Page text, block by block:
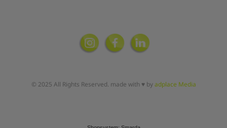
© 2025 All Rights Reserved. made with ♥ byadplace Media